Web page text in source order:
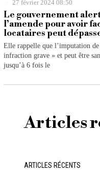
27 février 2024 08:50
Le gouvernement
l’amende pour avoir
locataires peut
Elle rappelle que l’imputation
infraction grave » et peut être
jusqu’à 6 fois le
Articles
ARTICLES RÉCENTS